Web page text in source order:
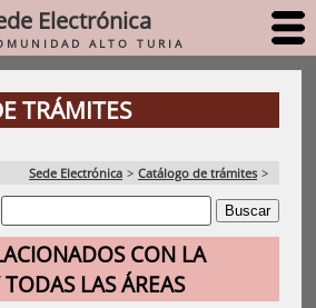
Electrónica
ALTO TURIA
TRÁMITES
Sede Electrónica > Catálogo de trámites >
CON LA
LAS ÁREAS